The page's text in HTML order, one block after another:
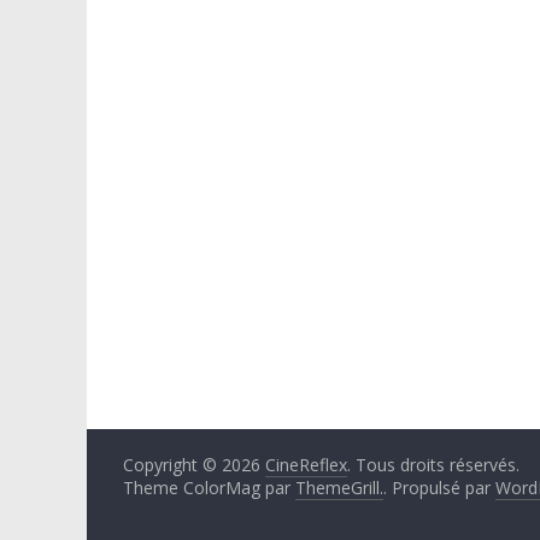
Copyright © 2026 CineReflex. Tous droits réservés.
Theme ColorMag par ThemeGrill.. Propulsé par